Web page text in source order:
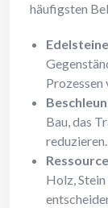
häufigsten
Bau, das
reduzieren.
Holz,